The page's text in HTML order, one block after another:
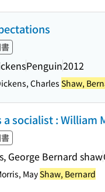
Penguin2012
CharlesShaw,
a socialist : William
George Bernard shaw
MayShaw, Bernard